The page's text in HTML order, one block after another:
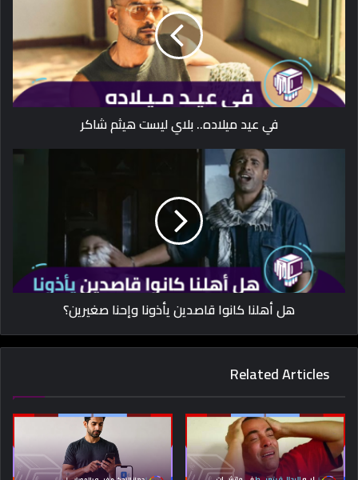
في عيد ميلاده.. بلاي ليست هيثم شاكر
هل أهلنا كانوا قاصدين يأذونا وإحنا صغيرين؟
Related Articles